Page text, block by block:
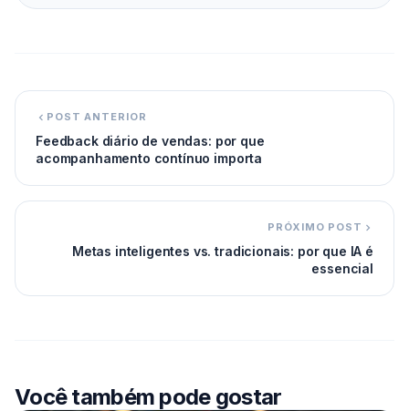
POST ANTERIOR
Feedback diário de vendas: por que
acompanhamento contínuo importa
PRÓXIMO POST
Metas inteligentes vs. tradicionais: por que IA é
essencial
Você também pode gostar